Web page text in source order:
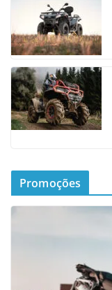
Promoções